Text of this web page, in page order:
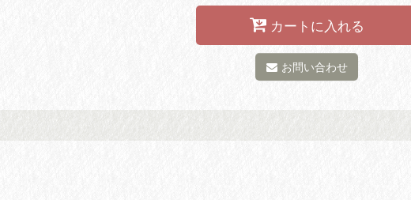
カートに入れる
お問い合わせ